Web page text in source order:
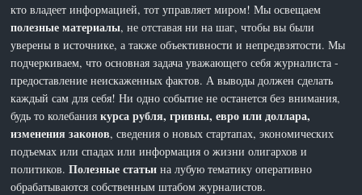
кто владеет информацией, тот управляет миром! Мы освещаем
полезные материалы, не отставая ни на шаг, чтобы вы были
уверены в источнике, а также объективности и непредвзятости. Мы
подчеркиваем, что основная задача уважающего себя журналиста -
предоставление неискаженных фактов. А выводы должен сделать
каждый сам для себя! Ни одно событие не останется без внимания,
будь то колебаниякурса рубля, гривны, евро или доллара,
изменения законов, сведения о новых стартапах, экономических
подъемах или спадах или информация о жизни олигархов и
политиков.Полезные статьи на лубую тематику оперативно
обрабатываются собственным штабом журналистов.